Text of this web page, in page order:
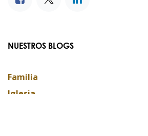
NUESTROS BLOGS
Familia
Iglesia